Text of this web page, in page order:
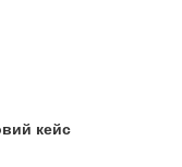
кейс